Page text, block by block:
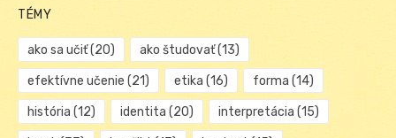
TÉMY
ako sa učiť(20) ako študovať(13)
efektívne učenie (21) etika (16) forma (14)
história (12) identita (20) interpretácia (15)